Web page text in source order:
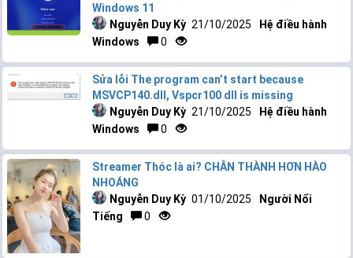
Windows 11
Nguyễn Duy Kỳ 21/10/2025
Hệ điều hành
Windows
0
Sửa lỗi The program can’t start because
MSVCP140.dll, Vspcr100 dll is missing
Nguyễn Duy Kỳ 21/10/2025
Hệ điều hành
Windows
0
Streamer Thóc là ai? CHÂN THÀNH HƠN HÀO
NHOÁNG
Nguyễn Duy Kỳ 01/10/2025
Người Nổi
Tiếng
0